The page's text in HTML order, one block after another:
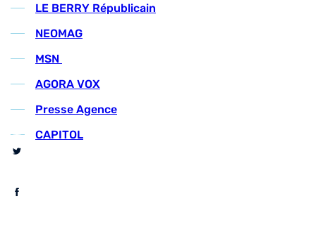
LE BERRY Républicain
NEOMAG
MSN
AGORA VOX
Presse Agence
CAPITOL